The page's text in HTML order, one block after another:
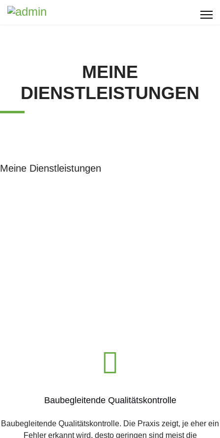
MEINE
DIENSTLEISTUNGEN
Meine Dienstleistungen
Baubegleitende Qualitätskontrolle
Baubegleitende Qualitätskontrolle. Die Praxis zeigt, je eher ein
Fehler erkannt wird, desto geringen sind meist die